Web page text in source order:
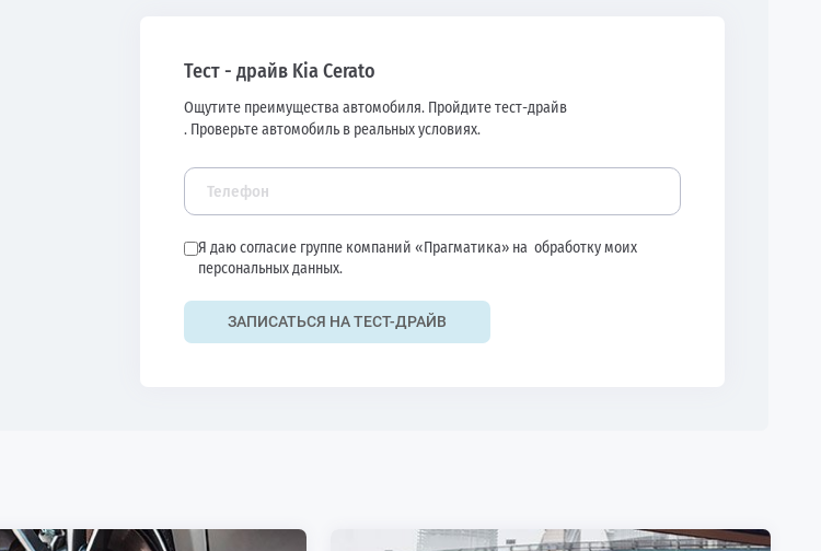
Тест - драйв Kia Cerato
Ощутите преимущества автомобиля. Пройдите тест-драйв
. Проверьте автомобиль в реальных условиях.
Я даю согласие группе компаний «Прагматика» на обработку моих
персональных данных.
ЗАПИСАТЬСЯ НА ТЕСТ-ДРАЙВ